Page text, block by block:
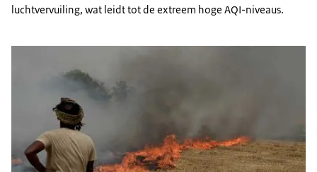
luchtvervuiling, wat leidt tot de extreem hoge AQI-niveaus.